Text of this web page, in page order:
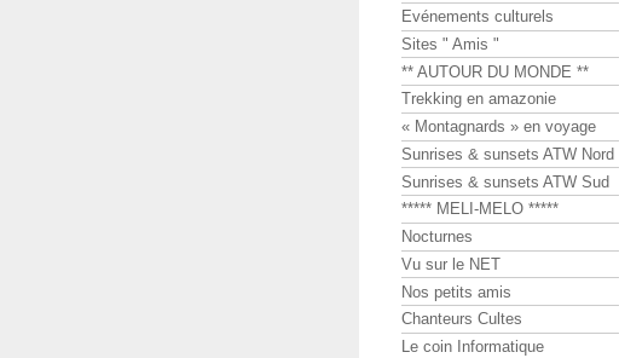
Evénements culturels
Sites " Amis "
** AUTOUR DU MONDE **
Trekking en amazonie
« Montagnards » en voyage
Sunrises & sunsets ATW Nord
Sunrises & sunsets ATW Sud
***** MELI-MELO *****
Nocturnes
Vu sur le NET
Nos petits amis
Chanteurs Cultes
Le coin Informatique